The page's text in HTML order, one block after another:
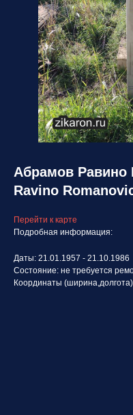
Абрамов Равино
Ravino
Перейти к карте
Подробная информация:
Даты: 21.01.1957 - 21.10.1986
Состояние: не требуется
Координаты